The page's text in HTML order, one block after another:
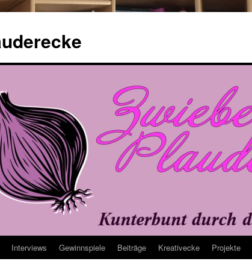
Interviews Gewinnspiele Beiträge Kreativecke Projekte